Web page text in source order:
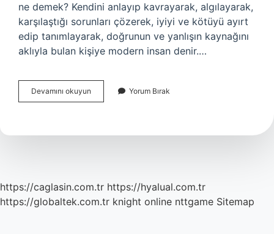
ne demek? Kendini anlayıp kavrayarak, algılayarak,
karşılaştığı sorunları çözerek, iyiyi ve kötüyü ayırt
edip tanımlayarak, doğrunun ve yanlışın kaynağını
aklıyla bulan kişiye modern insan denir.…
Devamını okuyun
Görüş
Yorum Bırak
https://caglasin.com.tr https://hyalual.com.tr
https://globaltek.com.tr knight online nttgame Sitemap